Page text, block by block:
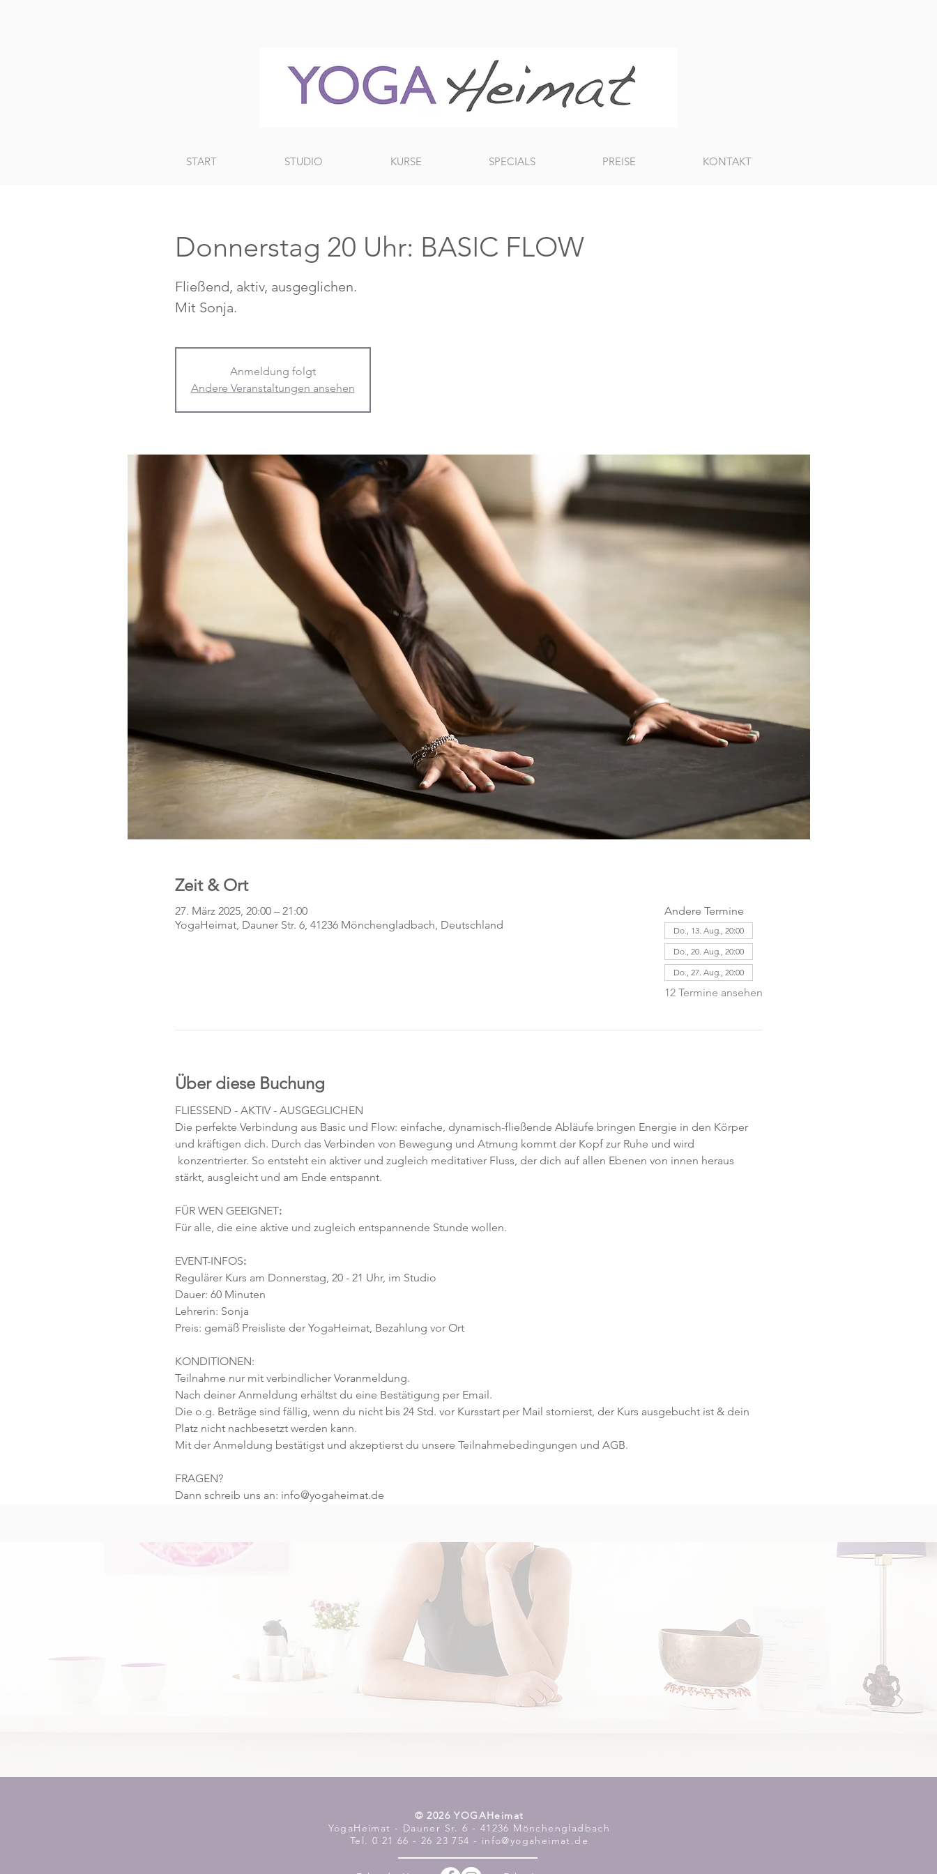
START STUDIO KURSE SPECIALS PREISE KONTAKT
Donnerstag 20 Uhr: BASIC FLOW
Fließend, aktiv, ausgeglichen.
Mit Sonja.
Anmeldung folgt
Andere Veranstaltungen ansehen
Zeit & Ort
27. März 2025, 20:00 – 21:00
YogaHeimat, Dauner Str. 6, 41236 Mönchengladbach, Deutschland
Andere Termine
Do., 13. Aug., 20:00
Do., 20. Aug., 20:00
Do., 27. Aug., 20:00
12 Termine ansehen
Über diese Buchung
FLIESSEND - AKTIV - AUSGEGLICHEN
Die perfekte Verbindung aus Basic und Flow: einfache, dynamisch-fließende Abläufe bringen Energie in den Körper
und kräftigen dich. Durch das Verbinden von Bewegung und Atmung kommt der Kopf zur Ruhe und wird
konzentrierter. So entsteht ein aktiver und zugleich meditativer Fluss, der dich auf allen Ebenen von innen heraus
stärkt, ausgleicht und am Ende entspannt.
FÜR WEN GEEIGNET:
Für alle, die eine aktive und zugleich entspannende Stunde wollen.
EVENT-INFOS:
Regulärer Kurs am Donnerstag, 20 - 21 Uhr, im Studio
Dauer: 60 Minuten
Lehrerin: Sonja
Preis: gemäß Preisliste der YogaHeimat, Bezahlung vor Ort
KONDITIONEN:
Teilnahme nur mit verbindlicher Voranmeldung.
Nach deiner Anmeldung erhältst du eine Bestätigung per Email.
Die o.g. Beträge sind fällig, wenn du nicht bis 24 Std. vor Kursstart per Mail stornierst, der Kurs ausgebucht ist & dein
Platz nicht nachbesetzt werden kann.
Mit der Anmeldung bestätigst und akzeptierst du unsere Teilnahmebedingungen und AGB.
FRAGEN?
Dann schreib uns an: info@yogaheimat.de
​© 2026 YOGAHeimat
YogaHeimat - Dauner Sr. 6 - 41236 Mönchengladbach
Tel. 0 21 66 - 26 23 754 - info@yogaheimat.de